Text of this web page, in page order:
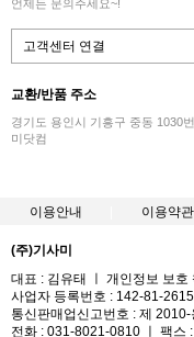
언제든 문의주세요~!
고객센터 연결
교환/반품 주소
경기도 용인시 기흥구 중동 1030
미닷컴
이용안내 이용약관
(주)기사미
대표 : 김유태 ㅣ 개인정보 보호
사업자 등록번호 : 142-81-
통신판매업신고번호 : 제
전화 : 031-8021-0810 ㅣ 팩스